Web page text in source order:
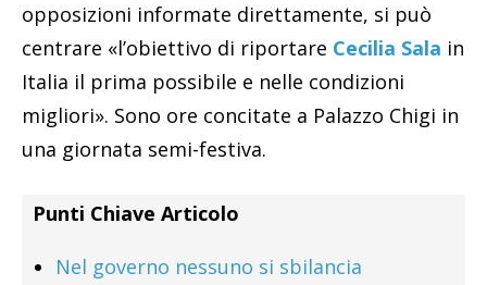
opposizioni informate direttamente, si può
centrare «l’obiettivo di riportare Cecilia Sala in
Italia il prima possibile e nelle condizioni
migliori». Sono ore concitate a Palazzo Chigi in
una giornata semi-festiva.
Punti Chiave Articolo
Nel governo nessuno si sbilancia